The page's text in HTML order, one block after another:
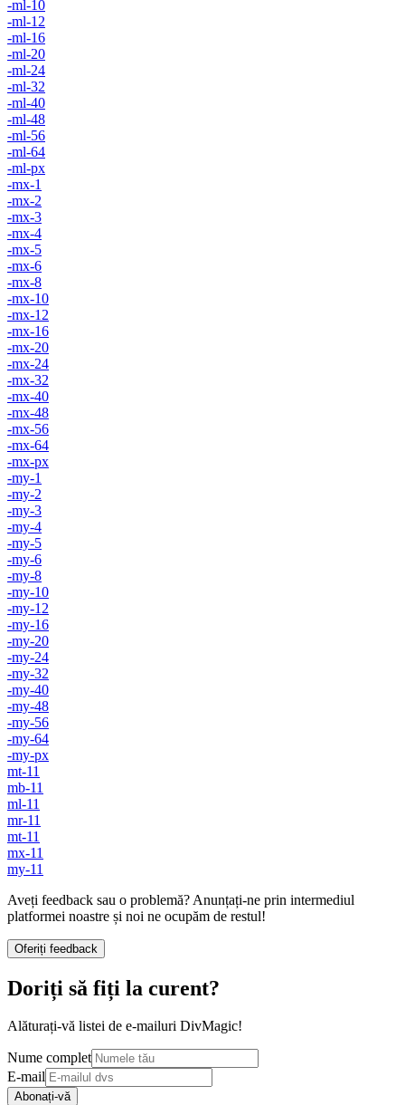
-ml-10
-ml-12
-ml-16
-ml-20
-ml-24
-ml-32
-ml-40
-ml-48
-ml-56
-ml-64
-ml-px
-mx-1
-mx-2
-mx-3
-mx-4
-mx-5
-mx-6
-mx-8
-mx-10
-mx-12
-mx-16
-mx-20
-mx-24
-mx-32
-mx-40
-mx-48
-mx-56
-mx-64
-mx-px
-my-1
-my-2
-my-3
-my-4
-my-5
-my-6
-my-8
-my-10
-my-12
-my-16
-my-20
-my-24
-my-32
-my-40
-my-48
-my-56
-my-64
-my-px
mt-11
mb-11
ml-11
mr-11
mt-11
mx-11
my-11
Aveți feedback sau o problemă? Anunțați-ne prin intermediul
platformei noastre și noi ne ocupăm de restul!
Oferiți feedback
Doriți să fiți la curent?
Alăturați-vă listei de e-mailuri DivMagic!
Nume complet
E-mail
Abonați-vă